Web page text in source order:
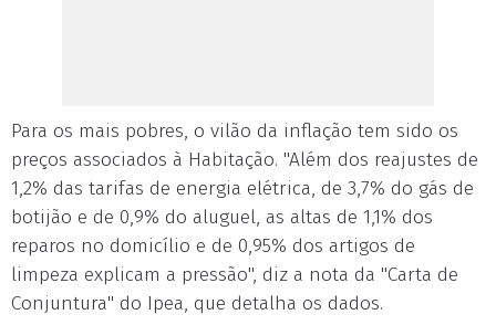
Para os mais pobres, o vilão da inflação tem sido os
preços associados à Habitação. "Além dos reajustes de
1,2% das tarifas de energia elétrica, de 3,7% do gás de
botijão e de 0,9% do aluguel, as altas de 1,1% dos
reparos no domicílio e de 0,95% dos artigos de
limpeza explicam a pressão", diz a nota da "Carta de
Conjuntura" do Ipea, que detalha os dados.